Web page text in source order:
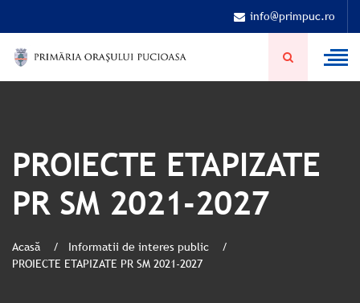
info@primpuc.ro
PROIECTE ETAPIZATE
PR SM 2021-2027
Acasă
Informatii de interes public
PROIECTE ETAPIZATE PR SM 2021-2027